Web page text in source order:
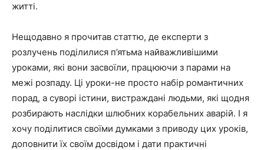
житті.
Нещодавно я прочитав статтю, де експерти з
розлучень поділилися п’ятьма найважливішими
уроками, які вони засвоїли, працюючи з парами на
межі розпаду. Ці уроки-не просто набір романтичних
порад, а суворі істини, вистраждані людьми, які щодня
розбирають наслідки шлюбних корабельних аварій. І я
хочу поділитися своїми думками з приводу цих уроків,
доповнити їх своїм досвідом і дати практичні